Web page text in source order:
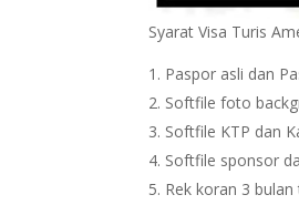
Syarat Visa Turis
Paspor asli dan
Softfile foto
Softfile KTP dan
Softfile sponsor
Rek koran 3